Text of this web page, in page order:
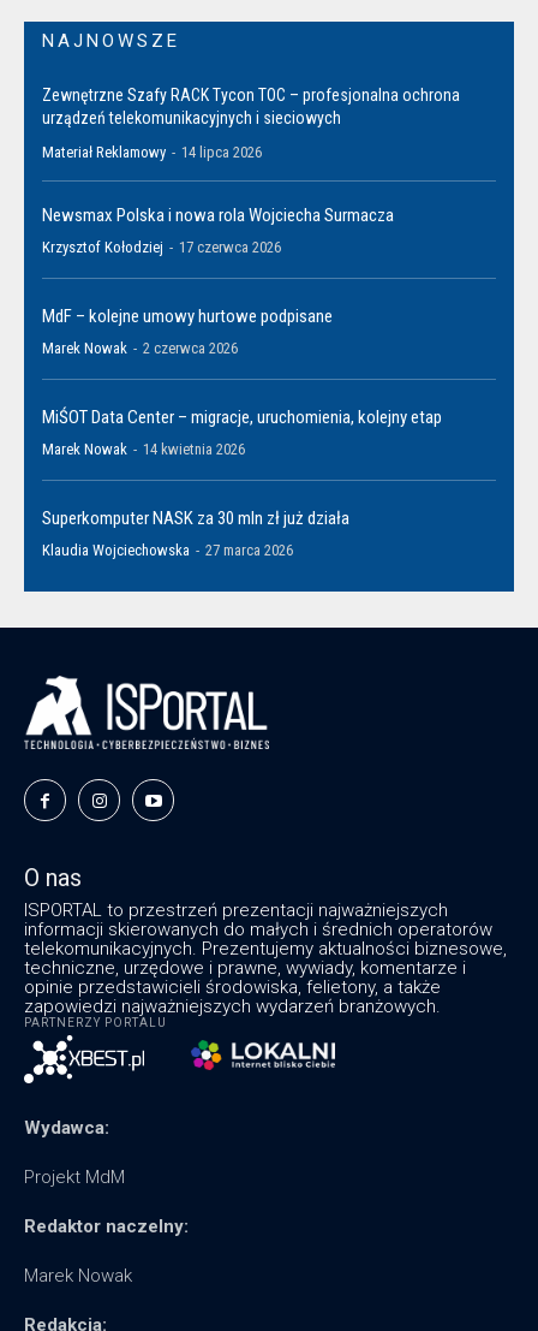
NAJNOWSZE
Zewnętrzne Szafy RACK Tycon TOC – profesjonalna ochrona
urządzeń telekomunikacyjnych i sieciowych
Materiał Reklamowy - 14 lipca 2026
Newsmax Polska i nowa rola Wojciecha Surmacza
Krzysztof Kołodziej - 17 czerwca 2026
MdF – kolejne umowy hurtowe podpisane
Marek Nowak - 2 czerwca 2026
MiŚOT Data Center – migracje, uruchomienia, kolejny etap
Marek Nowak - 14 kwietnia 2026
Superkomputer NASK za 30 mln zł już działa
Klaudia Wojciechowska - 27 marca 2026
O nas
ISPORTAL to przestrzeń prezentacji najważniejszych
informacji skierowanych do małych i średnich operatorów
telekomunikacyjnych. Prezentujemy aktualności biznesowe,
techniczne, urzędowe i prawne, wywiady, komentarze i
opinie przedstawicieli środowiska, felietony, a także
zapowiedzi najważniejszych wydarzeń branżowych.
PARTNERZY PORTALU
Wydawca:
Projekt MdM
Redaktor naczelny:
Marek Nowak
Redakcja: